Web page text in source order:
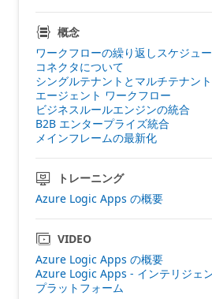
概念
ワークフローの繰り返しスケジュ
コネクタについて
シングルテナントとマルチテナント
エージェント ワークフロー
ビジネスルールエンジンの統合
B2B エンタープライズ統合
メインフレームの最新化
トレーニング
Azure Logic Apps の概要
VIDEO
Azure Logic Apps の概要
Azure Logic Apps - インテリジェ
プラットフォーム